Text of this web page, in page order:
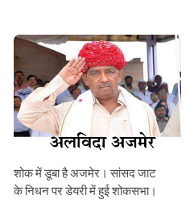
शोक में डूबा है अजमेर। सांसद जाट
के निधन पर डेयरी में हुई शोकसभा।